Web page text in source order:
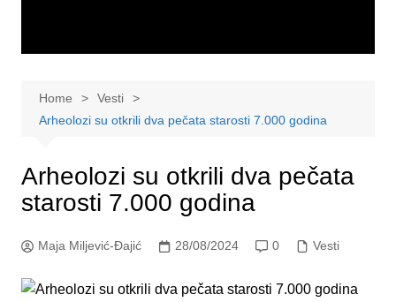
Home
Vesti
Arheolozi su otkrili dva pečata starosti 7.000 godina
Arheolozi su otkrili dva pečata
starosti 7.000 godina
Maja Miljević-Đajić 28/08/2024 0 Vesti